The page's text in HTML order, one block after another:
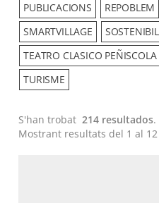
PUBLICACIONS
REPOBLEM
SMARTVILLAGE
TEATRO CLASICO PEÑISCOLA
TURISME
S'han trobat214 resultados.
Mostrant resultats del 1 al 12